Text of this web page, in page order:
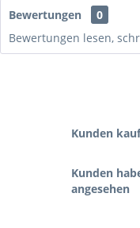
Bewertungen
0
Bewertungen lesen,
Kunden
Kunden
angesehen